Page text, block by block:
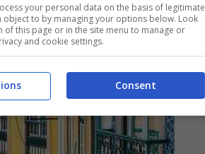
your personal data on the basis of legitimate
object to by managing your options below. Look
this page or in the site menu to manage or
and cookie settings.
Consent